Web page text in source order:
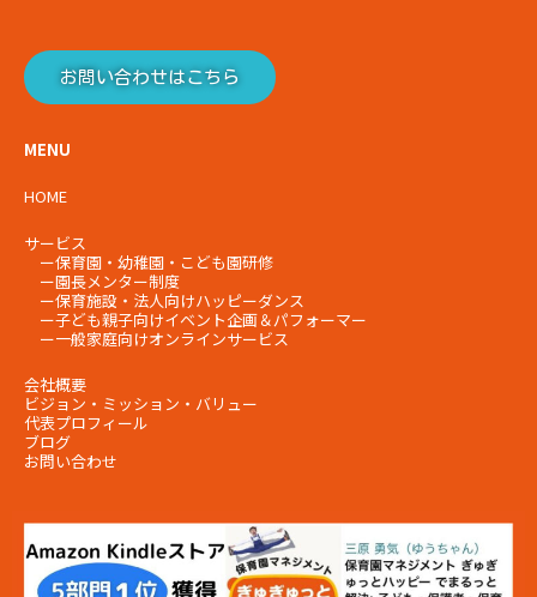
お問い合わせはこちら
MENU
HOME
サービス
ー保育園・幼稚園・こども園研修
ー園長メンター制度
ー保育施設・法人向けハッピーダンス
ー子ども親子向けイベント企画＆パフォーマー
ー一般家庭向けオンラインサービス
会社概要
ビジョン・ミッション・ バリュー
代表プロフィール
ブログ
お問い合わせ